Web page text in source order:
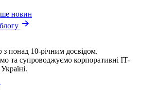
новин
з понад 10-річним досвідом.
та супроводжуємо корпоративні IT-